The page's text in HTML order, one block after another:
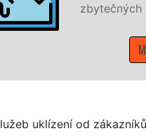
zbytečných
uklízení od